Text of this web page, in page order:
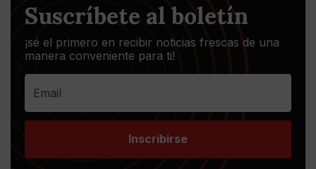
Suscríbete al boletín
¡sé el primero en recibir noticias frescas de una
manera conveniente para ti!
Inscribirse